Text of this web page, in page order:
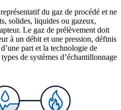
du gaz de procédé et ne
solides, liquides ou gazeux,
Le gaz de prélèvement doit
à un débit et une pression, définis
part et la technologie de
de systèmes d’échantillonnage